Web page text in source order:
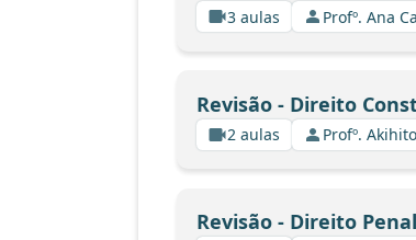
3 aulas Profº. Ana
Revisão - Direito
2 aulas Profº.
Revisão - Direito